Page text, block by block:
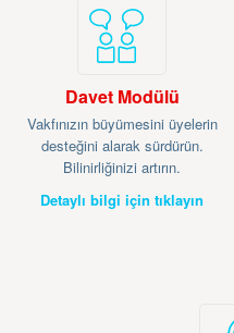
Davet Modülü
Vakfınızın büyümesini üyelerin
desteğini alarak sürdürün.
Bilinirliğinizi artırın.
Detaylı bilgi için tıklayın